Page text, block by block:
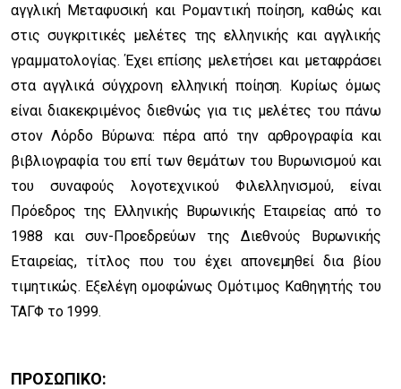
αγγλική Μεταφυσική και Ρομαντική ποίηση, καθώς και
στις συγκριτικές μελέτες της ελληνικής και αγγλικής
γραμματολογίας. Έχει επίσης μελετήσει και μεταφράσει
στα αγγλικά σύγχρονη ελληνική ποίηση. Κυρίως όμως
είναι διακεκριμένος διεθνώς για τις μελέτες του πάνω
στον Λόρδο Βύρωνα: πέρα από την αρθρογραφία και
βιβλιογραφία του επί των θεμάτων του Βυρωνισμού και
του συναφούς λογοτεχνικού Φιλελληνισμού, είναι
Πρόεδρος της Ελληνικής Βυρωνικής Εταιρείας από το
1988 και συν-Προεδρεύων της Διεθνούς Βυρωνικής
Εταιρείας, τίτλος που του έχει απονεμηθεί δια βίου
τιμητικώς. Εξελέγη ομοφώνως Ομότιμος Καθηγητής του
ΤΑΓΦ το 1999.
ΠΡΟΣΩΠΙΚΟ: